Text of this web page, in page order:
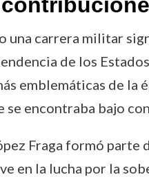
una carrera militar
de los
emblemáticas de la
se encontraba bajo
Fraga formó
en la lucha por la